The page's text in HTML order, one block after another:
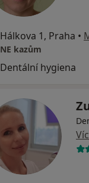
Hálkova 1, Praha •
NE kazům
Dentální hygiena